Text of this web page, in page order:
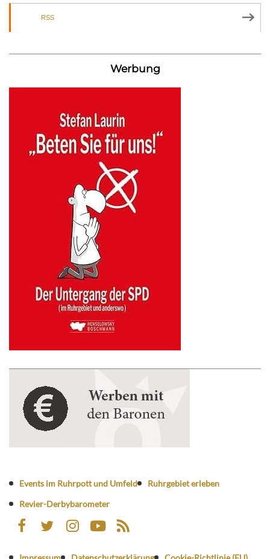
RSS
Werbung
Events im Ruhrpott und Umfeld
Ruhrgebiet erleben
Revier-Derbybarometer